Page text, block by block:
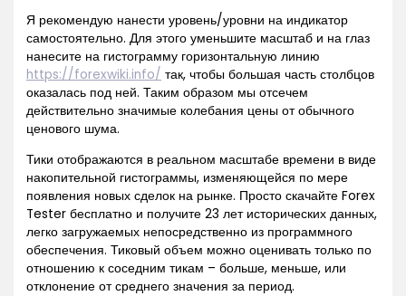
Я рекомендую нанести уровень/уровни на индикатор
самостоятельно. Для этого уменьшите масштаб и на глаз
нанесите на гистограмму горизонтальную линию
https://forexwiki.info/ так, чтобы большая часть столбцов
оказалась под ней. Таким образом мы отсечем
действительно значимые колебания цены от обычного
ценового шума.
Тики отображаются в реальном масштабе времени в виде
накопительной гистограммы, изменяющейся по мере
появления новых сделок на рынке. Просто скачайте Forex
Tester бесплатно и получите 23 лет исторических данных,
легко загружаемых непосредственно из программного
обеспечения. Тиковый объем можно оценивать только по
отношению к соседним тикам – больше, меньше, или
отклонение от среднего значения за период.